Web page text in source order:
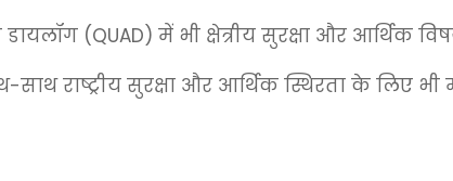
(QUAD) में भी क्षेत्रीय सुरक्षा और आर्थिक
सुरक्षा और आर्थिक स्थिरता के लिए भी